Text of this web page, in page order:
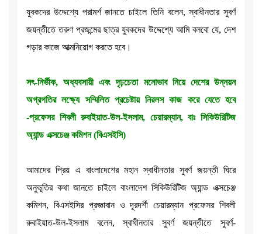
যুবকদের উদ্দেশ্যে পরামর্শ জানতে চাইলে তিনি বলেন, স্বাধীনতার সুবর্ণ
জয়ন্তীতে তরুণ প্রজন্মের ছাত্র যুবকদের উদ্দেশ্যে আমি বলবো যে, দেশ
গড়ার কাজে আত্মনিয়োগ করতে হবে।
সৎ-নির্ভীক, অধ্যবসায়ী এবং দৃঢ়চেতা মনোভাব নিয়ে দেশের উন্নয়ন
অগ্রগতির লক্ষ্যে সম্মিলিত প্রচেষ্টায় নিরলস কাজ করে যেতে হবে
-প্রফেসর শিবলী রুবাইয়াত-উল-ইসলাম, চেয়ারম্যান, বাঃ সিকিউরিটিজ
অ্যান্ড এক্সচেঞ্জ কমিশন (বিএসইসি)
আমাদের প্রিয় এ বাংলাদেশের মহান স্বাধীনতার সুবর্ণ জয়ন্তী ঘিরে
অনুভূতির কথা জানতে চাইলে বাংলাদেশ সিকিউরিটিজ অ্যান্ড এক্সচেঞ্জ
কমিশন, বিএসইসির প্রজ্ঞাবান ও দূরদর্শী চেয়ারম্যান প্রফেসর শিবলী
রুবাইয়াত-উল-ইসলাম বলেন, স্বাধীনতার সুবর্ণ জয়ন্তীতে সুবর্ণ-